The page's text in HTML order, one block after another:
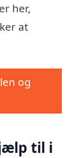
her,
at
og
til i